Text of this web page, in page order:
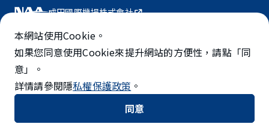
成田國際機場株式會社
成田國際機場由NAA營運。
©NARITA INTERNATIONAL AIRPORT CORPORATION
5-STAR AIRPORT
本網站使用Cookie。
如果您同意使用Cookie來提升網站的方便性，請點「同
意」。
詳情請參閱隱私權保護政策 。
同意